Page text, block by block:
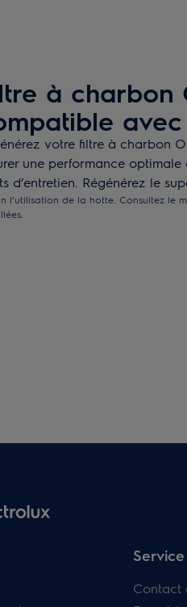
à charbon
votre filtre à charbon
une performance
d’entretien. Régénérez le
l’utilisation de la hotte. Consultez le
Contact